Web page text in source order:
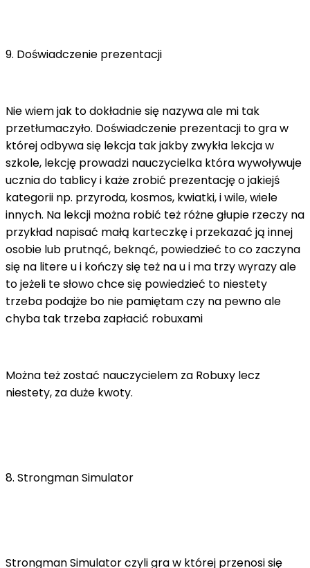
9. Doświadczenie prezentacji
Nie wiem jak to dokładnie się nazywa ale mi tak
przetłumaczyło. Doświadczenie prezentacji to gra w
której odbywa się lekcja tak jakby zwykła lekcja w
szkole, lekcję prowadzi nauczycielka która wywoływuje
ucznia do tablicy i każe zrobić prezentację o jakiejś
kategorii np. przyroda, kosmos, kwiatki, i wile, wiele
innych. Na lekcji można robić też różne głupie rzeczy na
przykład napisać małą karteczkę i przekazać ją innej
osobie lub prutnąć, beknąć, powiedzieć to co zaczyna
się na litere u i kończy się też na u i ma trzy wyrazy ale
to jeżeli te słowo chce się powiedzieć to niestety
trzeba podajże bo nie pamiętam czy na pewno ale
chyba tak trzeba zapłacić robuxami
Można też zostać nauczycielem za Robuxy lecz
niestety, za duże kwoty.
8. Strongman Simulator
Strongman Simulator czyli gra w której przenosi się